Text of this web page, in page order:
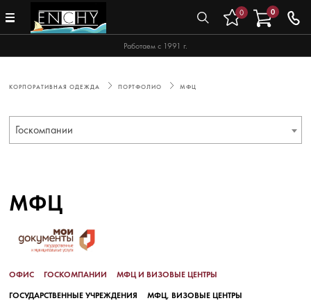
Работаем с 1991 г.
0 0
КОРПОРАТИВНАЯ ОДЕЖДА ПОРТФОЛИО МФЦ
Госкомпании
МФЦ
ОФИС ГОСКОМПАНИИ
МФЦ И ВИЗОВЫЕ ЦЕНТРЫ
ГОСУДАРСТВЕННЫЕ УЧРЕЖДЕНИЯ
МФЦ, ВИЗОВЫЕ ЦЕНТРЫ